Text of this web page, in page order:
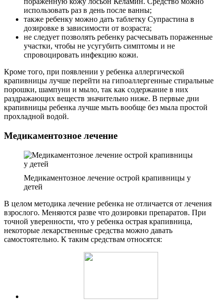
использовать раз в день после ванны;
также ребенку можно дать таблетку Супрастина в
дозировке в зависимости от возраста;
не следует позволять ребенку расчесывать пораженные
участки, чтобы не усугубить симптомы и не
спровоцировать инфекцию кожи.
Кроме того, при появлении у ребенка аллергической
крапивницы лучше перейти на гипоаллергенные стиральные
порошки, шампуни и мыло, так как содержание в них
раздражающих веществ значительно ниже. В первые дни
крапивницы ребенка лучше мыть вообще без мыла простой
прохладной водой.
Медикаментозное лечение
Медикаментозное лечение острой крапивницы у
детей
В целом методика лечение ребенка не отличается от лечения
взрослого. Меняются разве что дозировки препаратов. При
точной уверенности, что у ребенка острая крапивница,
некоторые лекарственные средства можно давать
самостоятельно. К таким средствам относятся: